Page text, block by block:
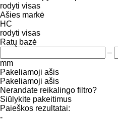
rodyti visas
Ašies markė
HC
rodyti visas
Ratų bazė
–
mm
Pakeliamoji ašis
Pakeliamoji ašis
Nerandate reikalingo filtro?
Siūlykite pakeitimus
Paieškos rezultatai:
-